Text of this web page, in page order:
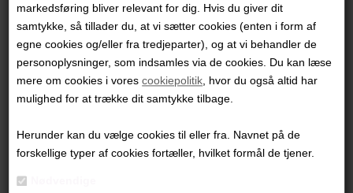
markedsføring bliver relevant for dig. Hvis du giver dit
samtykke, så tillader du, at vi sætter cookies (enten i form af
egne cookies og/eller fra tredjeparter), og at vi behandler de
personoplysninger, som indsamles via de cookies. Du kan læse
mere om cookies i vorescookiepolitik , hvor du også altid har
mulighed for at trække dit samtykke tilbage.
Herunder kan du vælge cookies til eller fra. Navnet på de
forskellige typer af cookies fortæller, hvilket formål de tjener.
"Uden Titel"
80x80 cm.
Ikke indrammet
PRODUKTBESKRIVELSE